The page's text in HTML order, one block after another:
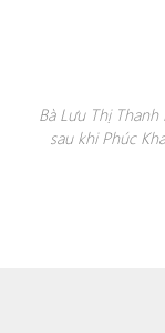
Bà Lưu Thị
sau khi Phúc